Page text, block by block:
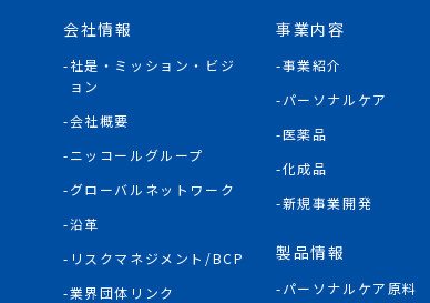
会社情報
社是・ミッション・ビジ
ョン
会社概要
ニッコールグループ
グローバルネットワーク
沿革
リスクマネジメント/BCP
業界団体リンク
事業内容
事業紹介
パーソナルケア
医薬品
化成品
新規事業開発
製品情報
パーソナルケア原料